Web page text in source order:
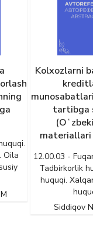
Oila
Kolxozlarni
tartibga
materiallari
12.00.03 -
Tadbirkorlik
huquqi.
Siddiqov